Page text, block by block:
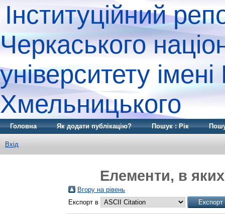
Інституційний
Черкаського
університету
Хмельницького
Головна Як додати публікацію? Пошук : Рік
Вхід
Елементи, в
Вгору на рівень
Експорт в